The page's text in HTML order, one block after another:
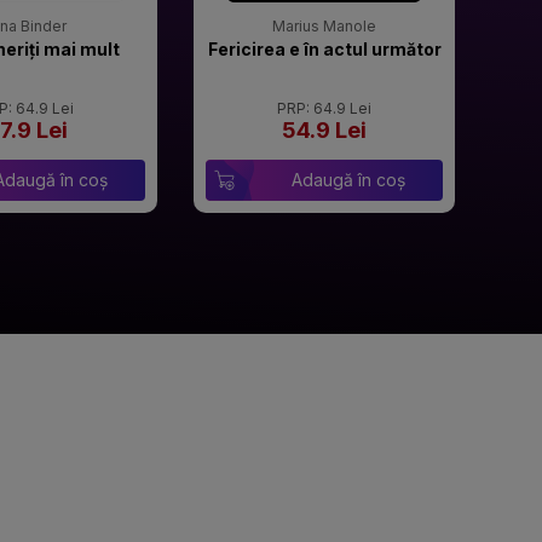
Binder
mai mult
64.9 Lei
Lei
în coș
Marius Manole
Fericirea e în actul următor
PRP: 64.9 Lei
54.9 Lei
Adaugă în coș